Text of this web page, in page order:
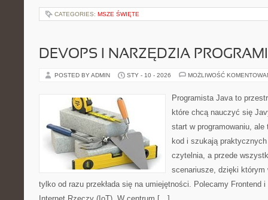
CATEGORIES: MSZE ŚWIĘTE
DEVOPS I NARZĘDZIA
POSTED BY ADMIN STY - 10 - 2026 MOŻLIWOŚĆ
Programista Java to
które chcą nauczyć się
start w programowaniu,
kod i szukają
czytelnia, a przede
scenariusze, dzięki którym
tylko od razu przekłada się na umiejętności. Polecamy Frontend